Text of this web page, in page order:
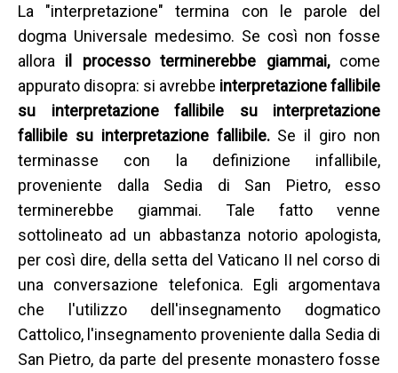
La "interpretazione" termina con le parole del
dogma Universale medesimo. Se così non fosse
allora il processo terminerebbe giammai, come
appurato disopra: si avrebbe interpretazione fallibile
su interpretazione fallibile su interpretazione
fallibile su interpretazione fallibile. Se il giro non
terminasse con la definizione infallibile,
proveniente dalla Sedia di San Pietro, esso
terminerebbe giammai. Tale fatto venne
sottolineato ad un abbastanza notorio apologista,
per così dire, della setta del Vaticano II nel corso di
una conversazione telefonica. Egli argomentava
che l'utilizzo dell'insegnamento dogmatico
Cattolico, l'insegnamento proveniente dalla Sedia di
San Pietro, da parte del presente monastero fosse